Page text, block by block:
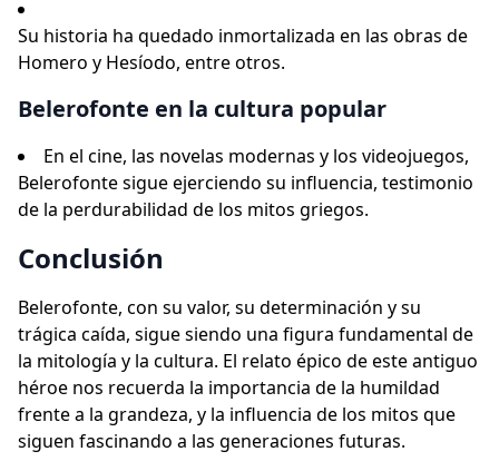
Su historia ha quedado inmortalizada en las obras de
Homero y Hesíodo, entre otros.
Belerofonte en la cultura popular
En el cine, las novelas modernas y los videojuegos,
Belerofonte sigue ejerciendo su influencia, testimonio
de la perdurabilidad de los mitos griegos.
Conclusión
Belerofonte, con su valor, su determinación y su
trágica caída, sigue siendo una figura fundamental de
la mitología y la cultura. El relato épico de este antiguo
héroe nos recuerda la importancia de la humildad
frente a la grandeza, y la influencia de los mitos que
siguen fascinando a las generaciones futuras.